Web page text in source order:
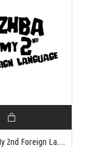
Druzhba Is My 2nd Foreign Language t-shirt